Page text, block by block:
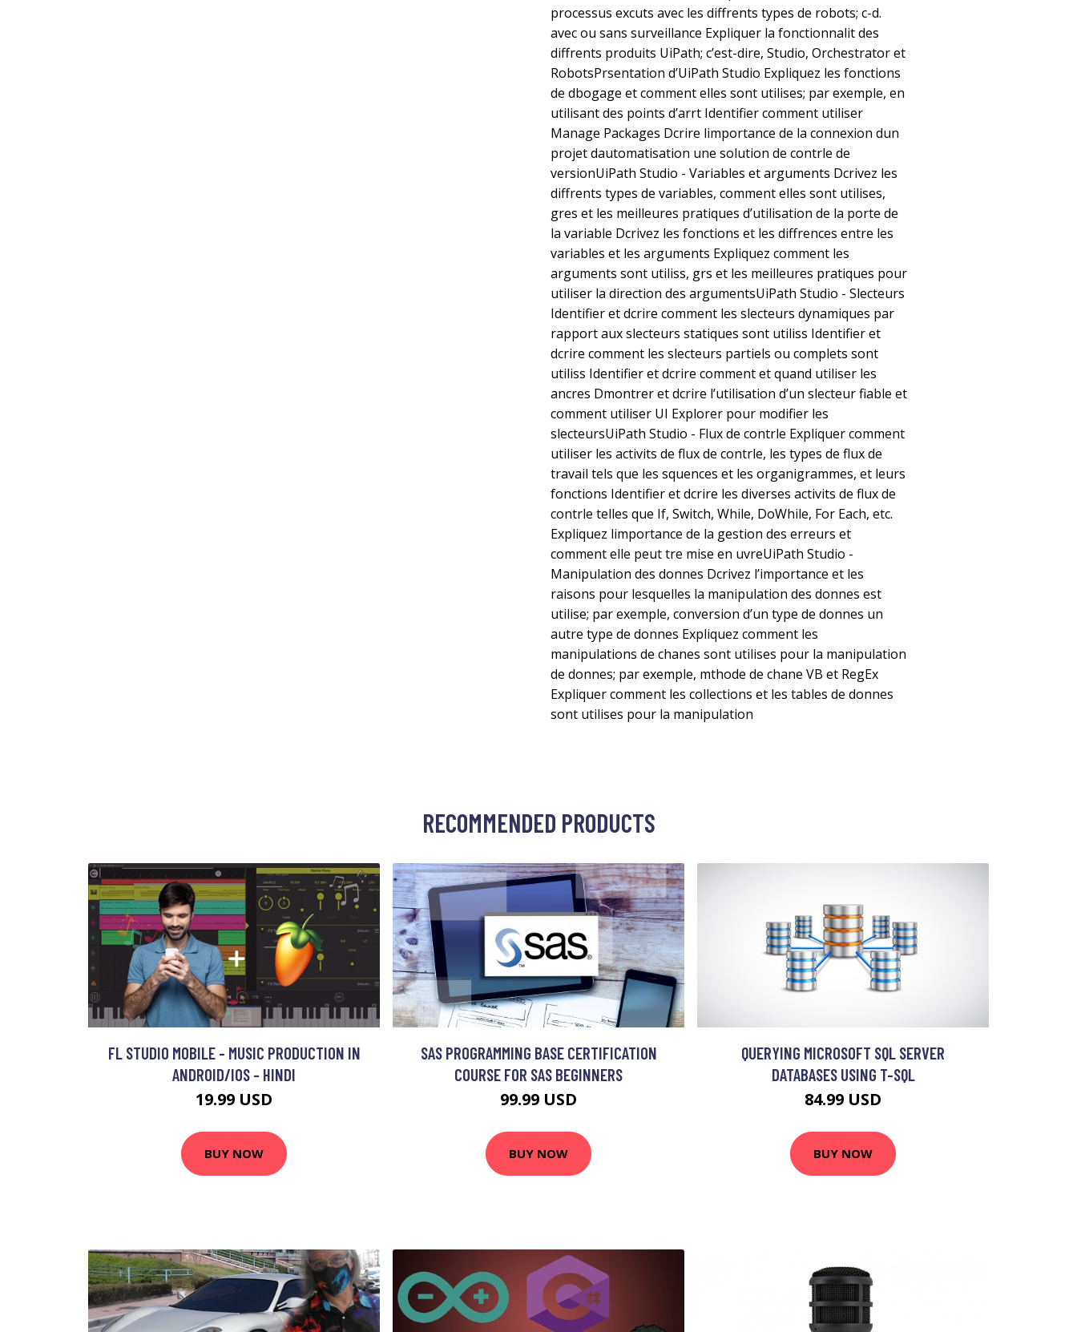
processus excuts avec les diffrents types de robots; c-d.
avec ou sans surveillance Expliquer la fonctionnalit des
diffrents produits UiPath; c’est-dire, Studio, Orchestrator et
RobotsPrsentation d’UiPath Studio Expliquez les fonctions
de dbogage et comment elles sont utilises; par exemple, en
utilisant des points d’arrt Identifier comment utiliser
Manage Packages Dcrire limportance de la connexion dun
projet dautomatisation une solution de contrle de
versionUiPath Studio - Variables et arguments Dcrivez les
diffrents types de variables, comment elles sont utilises,
gres et les meilleures pratiques d’utilisation de la porte de
la variable Dcrivez les fonctions et les diffrences entre les
variables et les arguments Expliquez comment les
arguments sont utiliss, grs et les meilleures pratiques pour
utiliser la direction des argumentsUiPath Studio - Slecteurs
Identifier et dcrire comment les slecteurs dynamiques par
rapport aux slecteurs statiques sont utiliss Identifier et
dcrire comment les slecteurs partiels ou complets sont
utiliss Identifier et dcrire comment et quand utiliser les
ancres Dmontrer et dcrire l’utilisation d’un slecteur fiable et
comment utiliser UI Explorer pour modifier les
slecteursUiPath Studio - Flux de contrle Expliquer comment
utiliser les activits de flux de contrle, les types de flux de
travail tels que les squences et les organigrammes, et leurs
fonctions Identifier et dcrire les diverses activits de flux de
contrle telles que If, Switch, While, DoWhile, For Each, etc.
Expliquez limportance de la gestion des erreurs et
comment elle peut tre mise en uvreUiPath Studio -
Manipulation des donnes Dcrivez l’importance et les
raisons pour lesquelles la manipulation des donnes est
utilise; par exemple, conversion d’un type de donnes un
autre type de donnes Expliquez comment les
manipulations de chanes sont utilises pour la manipulation
de donnes; par exemple, mthode de chane VB et RegEx
Expliquer comment les collections et les tables de donnes
sont utilises pour la manipulation
RECOMMENDED PRODUCTS
FL STUDIO MOBILE - MUSIC PRODUCTION IN
ANDROID/IOS - HINDI
19.99 USD
BUY NOW
SAS PROGRAMMING BASE CERTIFICATION
COURSE FOR SAS BEGINNERS
99.99 USD
BUY NOW
QUERYING MICROSOFT SQL SERVER
DATABASES USING T-SQL
84.99 USD
BUY NOW